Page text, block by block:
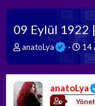
09 Eylül 1922
K
n
u
y
anatoLya
B
ş
a
n
14
anatoLya